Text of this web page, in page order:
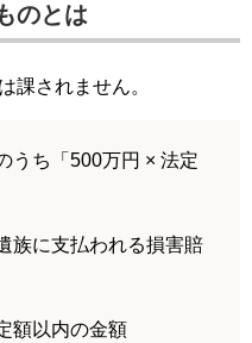
のとは
課されません。
うち「500万円 × 法定
族に支払われる損害賠
額以内の金額